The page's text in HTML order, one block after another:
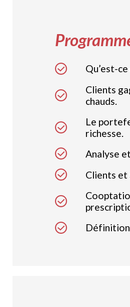
Qu’est-
Clients
chauds.
Le
richesse.
Analyse
Clients et